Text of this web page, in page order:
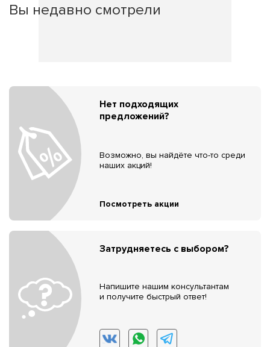
Вы недавно смотрели
Нет подходящих
предложений?
Возможно, вы найдёте что-то среди
наших акций!
Посмотреть акции
Затрудняетесь с выбором?
Напишите нашим консультантам
и получите быстрый ответ!